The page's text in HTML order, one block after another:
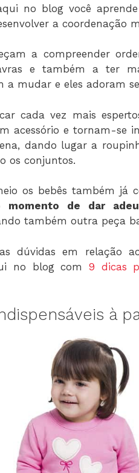
no blog você
a coordenação
a compreender
e também a ter
a mudar e eles adoram
cada vez mais
acessório e tornam-se
dando lugar a
os conjuntos.
os bebês também já
momento de dar
também outra peça
dúvidas em relação
no blog com 9 dicas
à